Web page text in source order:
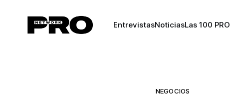
EntrevistasNoticiasLas 100 PRO
NEGOCIOS